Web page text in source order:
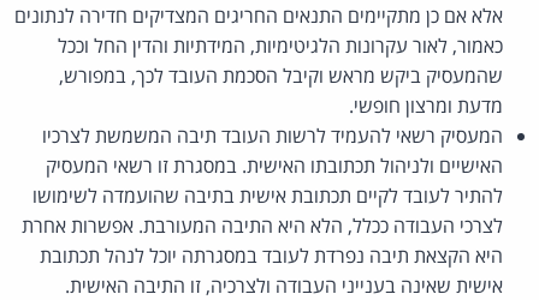
אלא אם כן מתקיימים התנאים החריגים המצדיקים חדירה לנתונים
כאמור, לאור עקרונות הלגיטימיות, המידתיות והדין החל וככל
שהמעסיק ביקש מראש וקיבל הסכמת העובד לכך, במפורש,
מדעת ומרצון חופשי.
המעסיק רשאי להעמיד לרשות העובד תיבה המשמשת לצרכיו
האישיים ולניהול תכתובתו האישית. במסגרת זו רשאי המעסיק
להתיר לעובד לקיים תכתובת אישית בתיבה שהועמדה לשימושו
לצרכי העבודה ככלל, הלא היא התיבה המעורבת. אפשרות אחרת
היא הקצאת תיבה נפרדת לעובד במסגרתה יוכל לנהל תכתובת
אישית שאינה בענייני העבודה ולצרכיה, זו התיבה האישית.